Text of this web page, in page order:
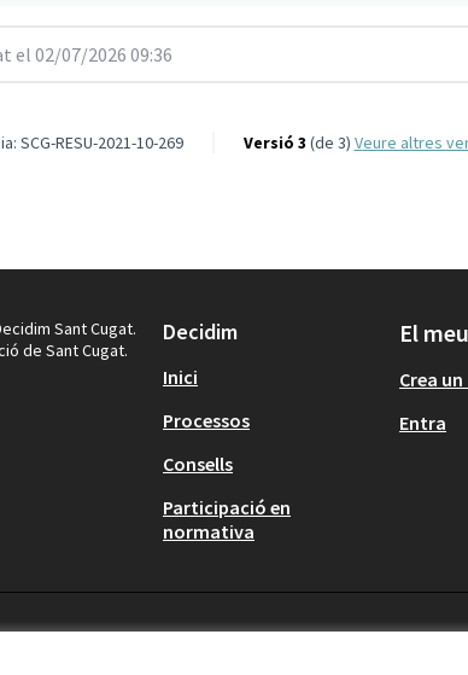
el 02/07/2026 09:36
SCG-RESU-2021-10-269 Versió 3 (de 3) veure altres
Sant Cugat.
de Sant Cugat.
Decidim
Inici
Processos
Consells
Participació en
normativa
El
Crea
Entra